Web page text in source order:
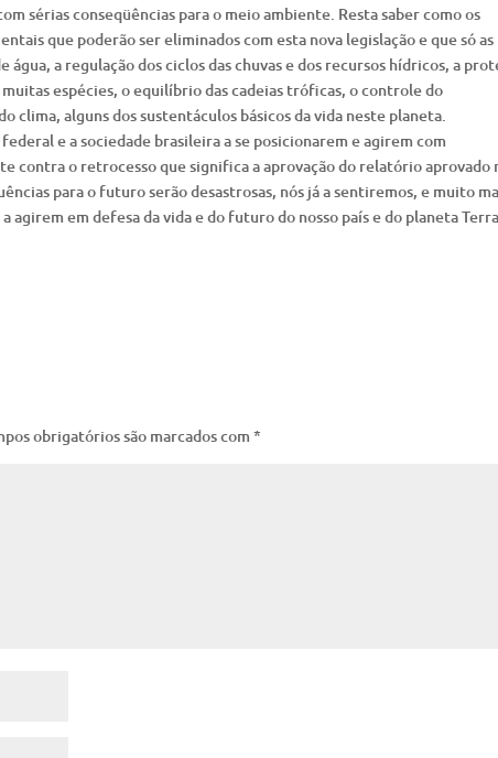
sérias conseqüências para o meio ambiente. Resta saber como os
que poderão ser eliminados com esta nova legislação e que só as
a regulação dos ciclos das chuvas e dos recursos hídricos, a
espécies, o equilíbrio das cadeias tróficas, o controle do
clima, alguns dos sustentáculos básicos da vida neste planeta.
e a sociedade brasileira a se posicionarem e agirem com
contra o retrocesso que significa a aprovação do relatório aprovado
para o futuro serão desastrosas, nós já a sentiremos, e muito
agirem em defesa da vida e do futuro do nosso país e do planeta
obrigatórios são marcados com *